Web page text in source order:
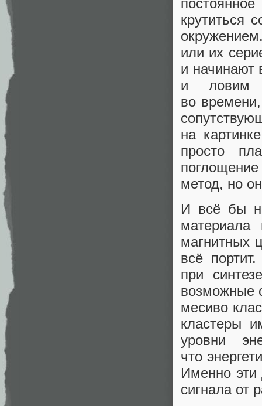
крутиться
или их
и начинают
и ловим
во времени,
на
просто
метод, но
И всё бы
материала
магнитных
всё
при
возможные
месиво
кластеры
уровни
что
Именно эти
сигнала от